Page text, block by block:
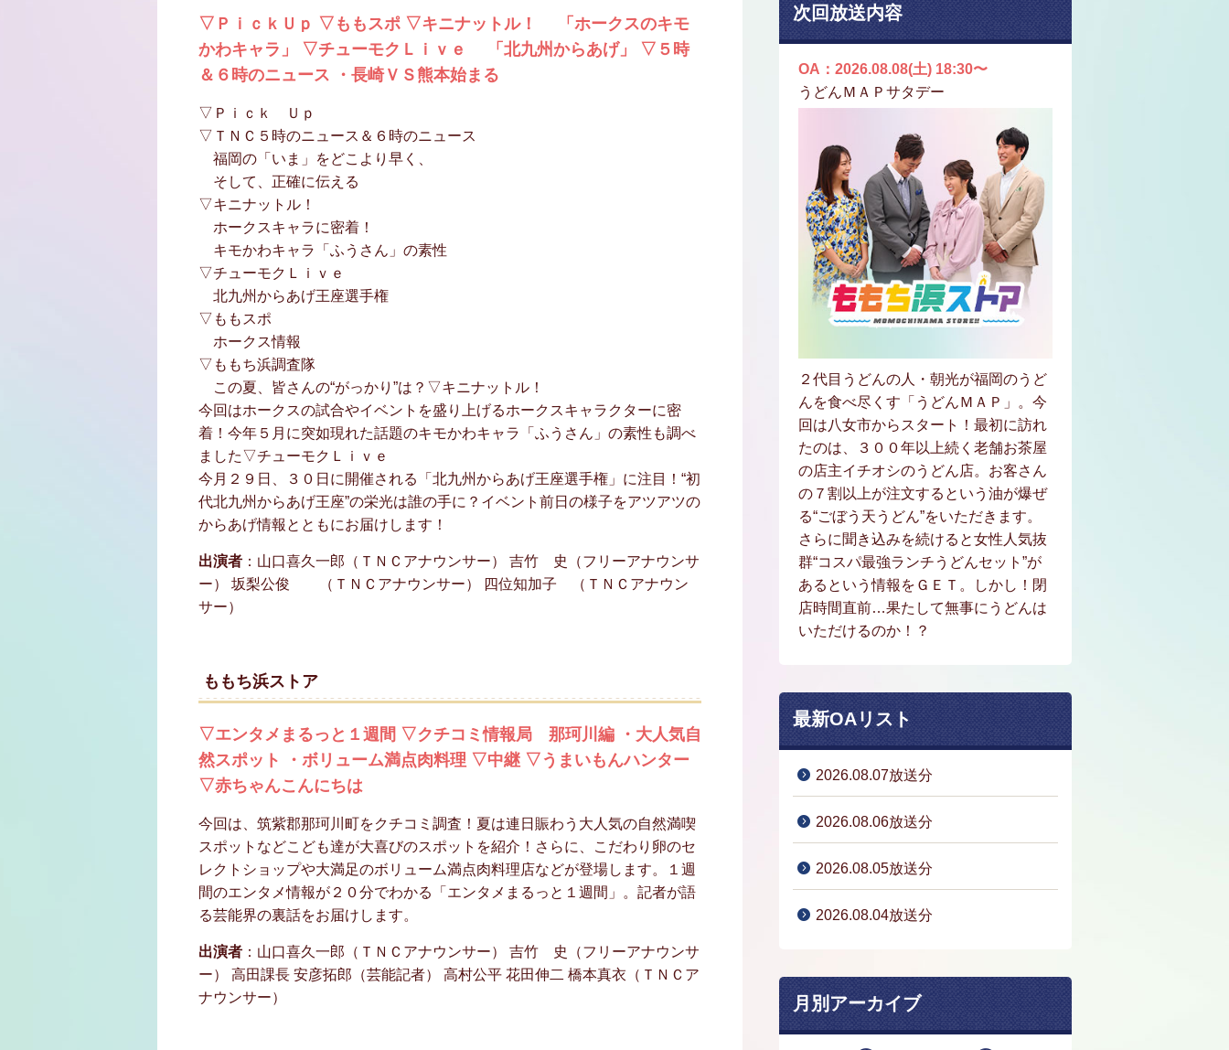
▽ＰｉｃｋＵｐ ▽ももスポ ▽キニナットル！ 「ホークスのキモ
かわキャラ」 ▽チューモクＬｉｖｅ 「北九州からあげ」 ▽５時
＆６時のニュース ・長崎ＶＳ熊本始まる
▽Ｐｉｃｋ Ｕｐ
▽ＴＮＣ５時のニュース＆６時のニュース
福岡の「いま」をどこより早く、
そして、正確に伝える
▽キニナットル！
ホークスキャラに密着！
キモかわキャラ「ふうさん」の素性
▽チューモクＬｉｖｅ
北九州からあげ王座選手権
▽ももスポ
ホークス情報
▽ももち浜調査隊
この夏、皆さんの“がっかり”は？▽キニナットル！
今回はホークスの試合やイベントを盛り上げるホークスキャラクターに密
着！今年５月に突如現れた話題のキモかわキャラ「ふうさん」の素性も調べ
ました▽チューモクＬｉｖｅ
今月２９日、３０日に開催される「北九州からあげ王座選手権」に注目！“初
代北九州からあげ王座”の栄光は誰の手に？イベント前日の様子をアツアツの
からあげ情報とともにお届けします！
出演者 ：山口喜久一郎（ＴＮＣアナウンサー） 吉竹 史（フリーアナウンサ
ー） 坂梨公俊 （ＴＮＣアナウンサー） 四位知加子 （ＴＮＣアナウン
サー）
ももち浜ストア
▽エンタメまるっと１週間 ▽クチコミ情報局 那珂川編 ・大人気自
然スポット ・ボリューム満点肉料理 ▽中継 ▽うまいもんハンター
▽赤ちゃんこんにちは
今回は、筑紫郡那珂川町をクチコミ調査！夏は連日賑わう大人気の自然満喫
スポットなどこども達が大喜びのスポットを紹介！さらに、こだわり卵のセ
レクトショップや大満足のボリューム満点肉料理店などが登場します。１週
間のエンタメ情報が２０分でわかる「エンタメまるっと１週間」。記者が語
る芸能界の裏話をお届けします。
出演者 ：山口喜久一郎（ＴＮＣアナウンサー） 吉竹 史（フリーアナウンサ
ー） 高田課長 安彦拓郎（芸能記者） 高村公平 花田伸二 橋本真衣（ＴＮＣア
ナウンサー）
次回放送内容
OA：2026.08.08(土) 18:30〜
うどんＭＡＰサタデー
２代目うどんの人・朝光が福岡のうど
んを食べ尽くす「うどんＭＡＰ」。今
回は八女市からスタート！最初に訪れ
たのは、３００年以上続く老舗お茶屋
の店主イチオシのうどん店。お客さん
の７割以上が注文するという油が爆ぜ
る“ごぼう天うどん”をいただきます。
さらに聞き込みを続けると女性人気抜
群“コスパ最強ランチうどんセット”が
あるという情報をＧＥＴ。しかし！閉
店時間直前…果たして無事にうどんは
いただけるのか！？
最新OAリスト
2026.08.07放送分
2026.08.06放送分
2026.08.05放送分
2026.08.04放送分
月別アーカイブ